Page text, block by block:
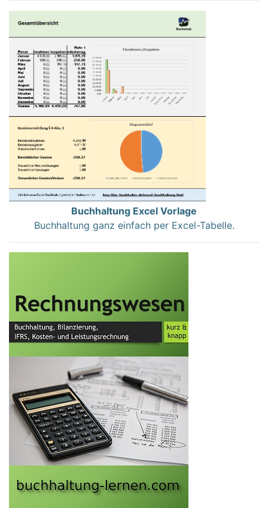
Buchhaltung Excel Vorlage
Buchhaltung ganz einfach per Excel-Tabelle.